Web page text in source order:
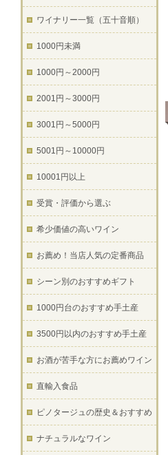
ワイナリー一覧（五十音順）
1000円未満
1000円～2000円
2001円～3000円
3001円～5000円
5001円～10000円
10001円以上
受賞・評価から選ぶ
希少価値の高いワイン
お薦め！当店人気の定番商品
シーン別のおすすめギフト
1000円台のおすすめ手土産
3500円以内のおすすめ手土産
お酒が苦手な方にお薦めワイン
直輸入食品
ピノタージュの歴史＆おすすめ
ナチュラルなワイン